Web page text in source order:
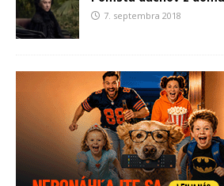
7. septembra 2018